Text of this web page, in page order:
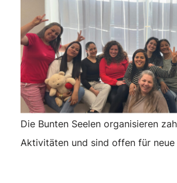
Die Bunten Seelen organisieren
Aktivitäten und sind offen für neue